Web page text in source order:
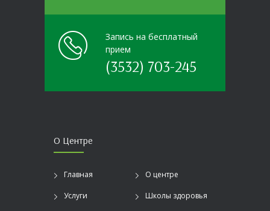
Запись на бесплатный
прием
(3532) 703-245
О Центре
Главная О центре
Услуги Школы здоровья